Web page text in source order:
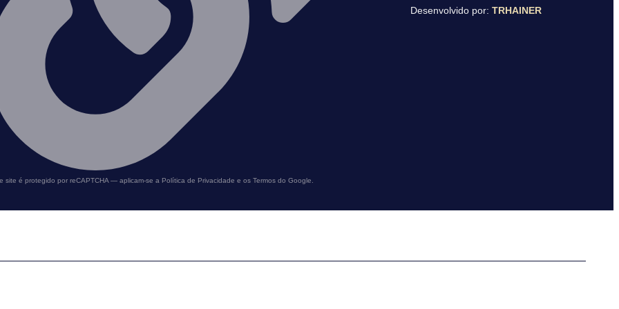
site é protegido por reCAPTCHA — aplicam-se a Política de Privacidade e os Termos do Google.
Desenvolvido por: TRHAINER